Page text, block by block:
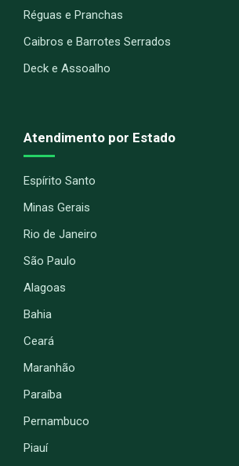
Réguas e Pranchas
Caibros e Barrotes Serrados
Deck e Assoalho
Atendimento por Estado
Espírito Santo
Minas Gerais
Rio de Janeiro
São Paulo
Alagoas
Bahia
Ceará
Maranhão
Paraíba
Pernambuco
Piauí